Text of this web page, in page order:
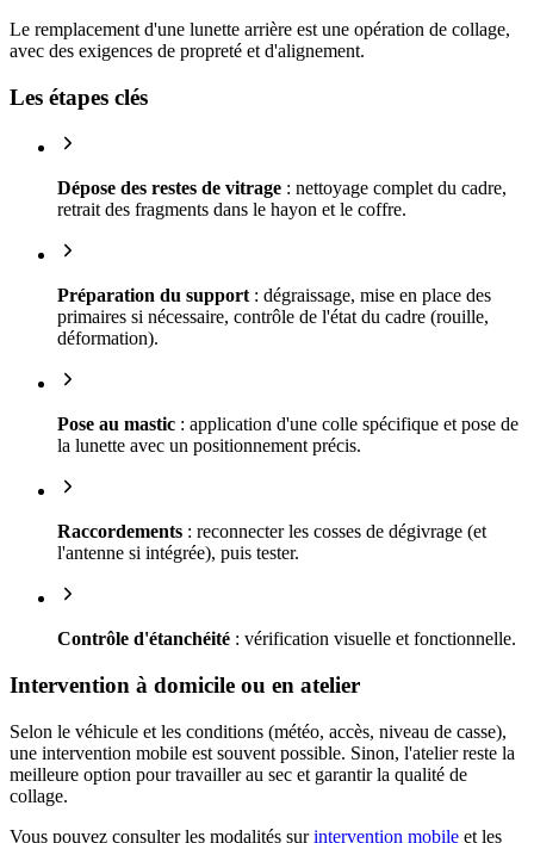
Le remplacement d'une lunette arrière est une opération de collage,
avec des exigences de propreté et d'alignement.
Les étapes clés
Dépose des restes de vitrage : nettoyage complet du cadre,
retrait des fragments dans le hayon et le coffre.
Préparation du support: dégraissage, mise en place des
primaires si nécessaire, contrôle de l'état du cadre (rouille,
déformation).
Pose au mastic : application d'une colle spécifique et pose de
la lunette avec un positionnement précis.
Raccordements : reconnecter les cosses de dégivrage (et
l'antenne si intégrée), puis tester.
Contrôle d'étanchéité : vérification visuelle et fonctionnelle.
Intervention à domicile ou en atelier
Selon le véhicule et les conditions (météo, accès, niveau de casse),
une intervention mobile est souvent possible. Sinon, l'atelier reste la
meilleure option pour travailler au sec et garantir la qualité de
collage.
Vous pouvez consulter les modalités surintervention mobile et les